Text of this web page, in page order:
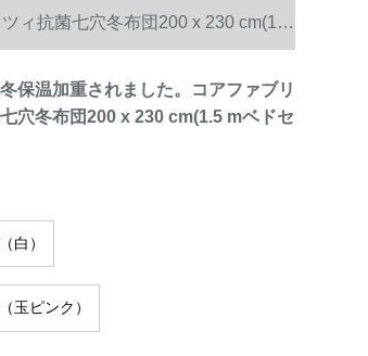
ィ抗菌七穴冬布団200 x 230 cm(1.5
保温加重されました。コアファブリ
穴冬布団200 x 230 cm(1.5 mベドセ
白）
玉ピンク）